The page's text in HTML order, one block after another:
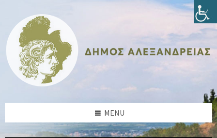
content
sidebar
sidebar
footer
MENU